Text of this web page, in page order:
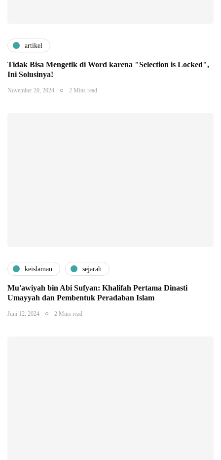
artikel
Tidak Bisa Mengetik di Word karena "Selection is Locked",
Ini Solusinya!
November 20, 2024 2 Mins read
keislaman sejarah
Mu'awiyah bin Abi Sufyan: Khalifah Pertama Dinasti
Umayyah dan Pembentuk Peradaban Islam
Juni 12, 2024 2 Mins read